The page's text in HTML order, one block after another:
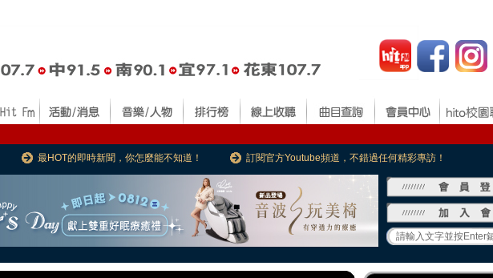
最HOT的即時新聞，你怎麼能不知道！ 訂閱官方Youtube頻道，不錯過任何精彩專訪！